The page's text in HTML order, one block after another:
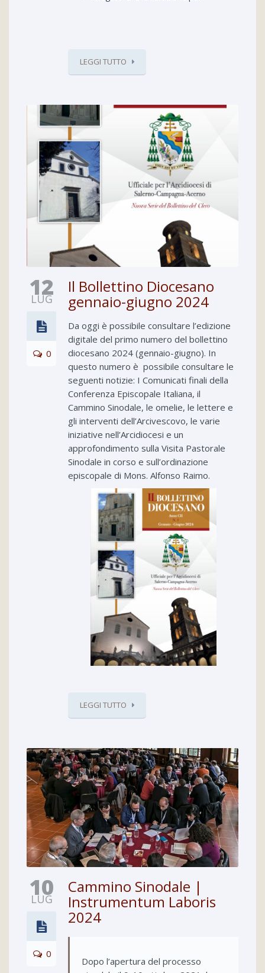
LEGGI TUTTO
12
LUG
0
Il Bollettino Diocesano
gennaio-giugno 2024
Da oggi è possibile consultare l’edizione
digitale del primo numero del bollettino
diocesano 2024 (gennaio-giugno). In
questo numero è possibile consultare le
seguenti notizie: I Comunicati finali della
Conferenza Episcopale Italiana, il
Cammino Sinodale, le omelie, le lettere e
gli interventi dell’Arcivescovo, le varie
iniziative nell’Arcidiocesi e un
approfondimento sulla Visita Pastorale
Sinodale in corso e sull’ordinazione
episcopale di Mons. Alfonso Raimo.
LEGGI TUTTO
10
LUG
0
Cammino Sinodale |
Instrumentum Laboris
2024
Dopo l’apertura del processo